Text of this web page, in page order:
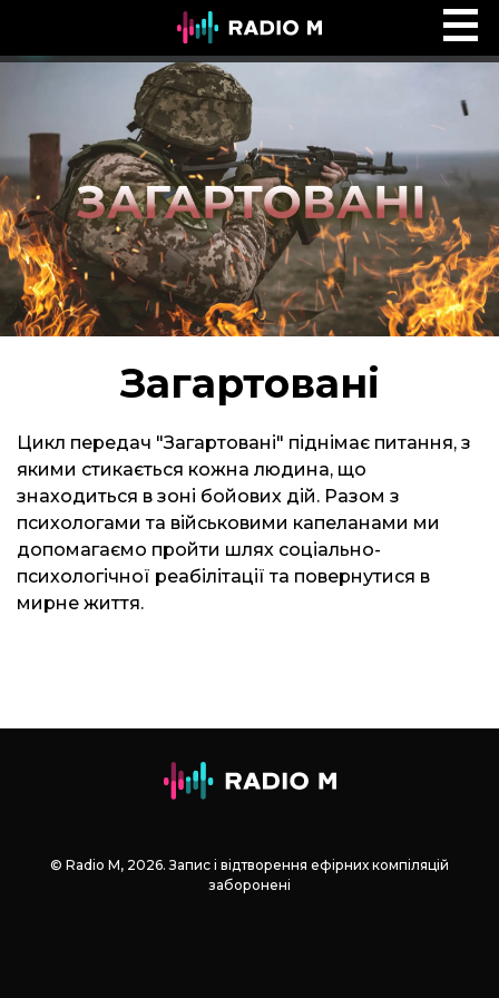
Ефір Radio M
Загартовані
Цикл передач "Загартовані" піднімає питання, з
якими стикається кожна людина, що
знаходиться в зоні бойових дій. Разом з
психологами та військовими капеланами ми
допомагаємо пройти шлях соціально-
психологічної реабілітації та повернутися в
мирне життя.
© Radio М, 2026. Запис і відтворення ефірних компіляцій
заборонені